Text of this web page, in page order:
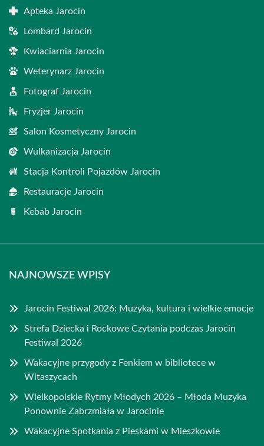
Apteka Jarocin
Lombard Jarocin
Kwiaciarnia Jarocin
Weterynarz Jarocin
Fotograf Jarocin
Fryzjer Jarocin
Salon Kosmetyczny Jarocin
Wulkanizacja Jarocin
Stacja Kontroli Pojazdów Jarocin
Restauracje Jarocin
Kebab Jarocin
NAJNOWSZE WPISY
Jarocin Festiwal 2026: Muzyka, kultura i wielkie emocje
Strefa Dziecka i Rockowe Czytania podczas Jarocin
Festiwal 2026
Wakacyjne przygody z Fenkiem w bibliotece w
Witaszycach
Wielkopolskie Rytmy Młodych 2026 – Młoda Muzyka
Ponownie Zabrzmiała w Jarocinie
Wakacyjne Spotkania z Pieskami w Mieszkowie